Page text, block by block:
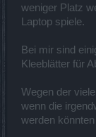
weniger Platz
Laptop spiele.
Bei mir sind
Kleeblätter für
Wegen der
wenn die
werden